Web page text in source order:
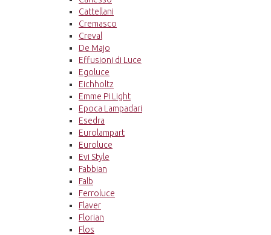
Cattellani
Cremasco
Creval
De Majo
Effusioni di Luce
Egoluce
Eichholtz
Emme Pi Light
Epoca Lampadari
Esedra
Eurolampart
Euroluce
Evi Style
Fabbian
Falb
Ferroluce
Flaver
Florian
Flos